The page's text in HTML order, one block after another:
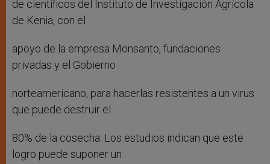
de científicos del Instituto de Investigación Agrícola
de Kenia, con el
apoyo de la empresa Monsanto, fundaciones
privadas y el Gobierno
norteamericano, para hacerlas resistentes a un virus
que puede destruir el
80% de la cosecha. Los estudios indican que este
logro puede suponer un